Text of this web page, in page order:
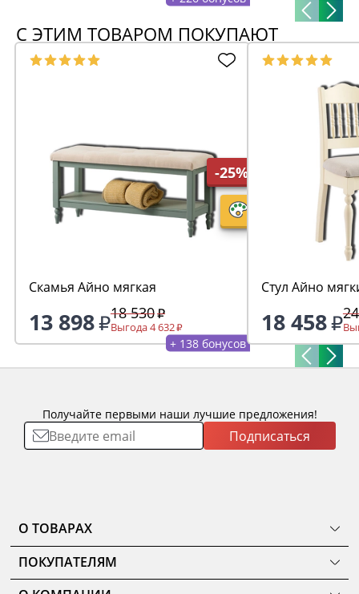
С ЭТИМ ТОВАРОМ ПОКУПАЮТ
-25%
Скамья Айно мягкая
13 898 18 530
Выгода 4 632
+ 138 бонусов
Стул Айно
18 458
Получайте первыми наши лучшие предложения!
Подписаться
О ТОВАРАХ
ТОВАРЫ
КОМНАТЫ
КОЛЛЕКЦИИ
ПОКУПАТЕЛЯМ
Как сделать заказ